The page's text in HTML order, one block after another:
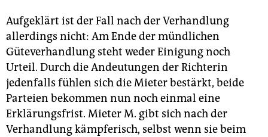
Aufgeklärt ist der Fall nach der Verhandlung
allerdings nicht: Am Ende der mündlichen
Güteverhandlung steht weder Einigung noch
Urteil. Durch die Andeutungen der Richterin
jedenfalls fühlen sich die Mieter bestärkt, beide
Parteien bekommen nun noch einmal eine
Erklärungsfrist. Mieter M. gibt sich nach der
Verhandlung kämpferisch, selbst wenn sie beim